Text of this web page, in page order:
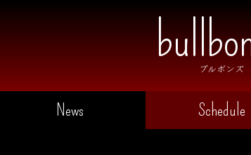
ブルボンズ
News Schedule